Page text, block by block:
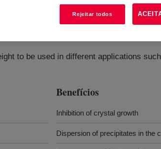
to be used in different applications
Benefícios
Inhibition of crystal growth
Dispersion of precipitates in the
Rejeitar todos